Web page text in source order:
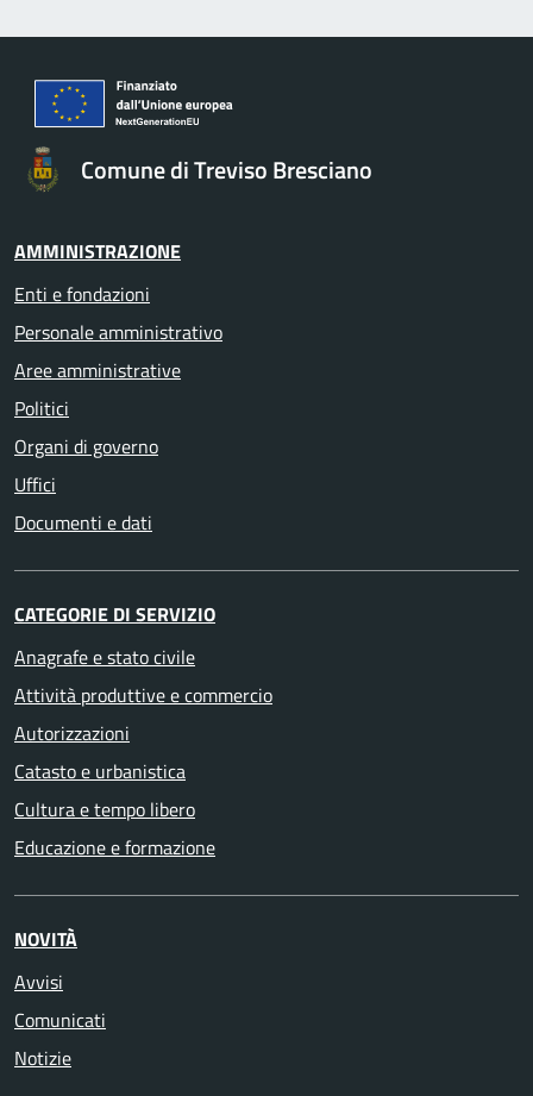
Comune di Treviso Bresciano
AMMINISTRAZIONE
Enti e fondazioni
Personale amministrativo
Aree amministrative
Politici
Organi di governo
Uffici
Documenti e dati
CATEGORIE DI SERVIZIO
Anagrafe e stato civile
Attività produttive e commercio
Autorizzazioni
Catasto e urbanistica
Cultura e tempo libero
Educazione e formazione
NOVITÀ
Avvisi
Comunicati
Notizie